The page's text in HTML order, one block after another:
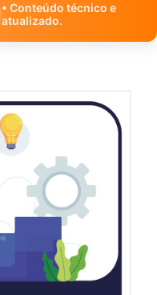
• Conteúdo técnico e
atualizado.